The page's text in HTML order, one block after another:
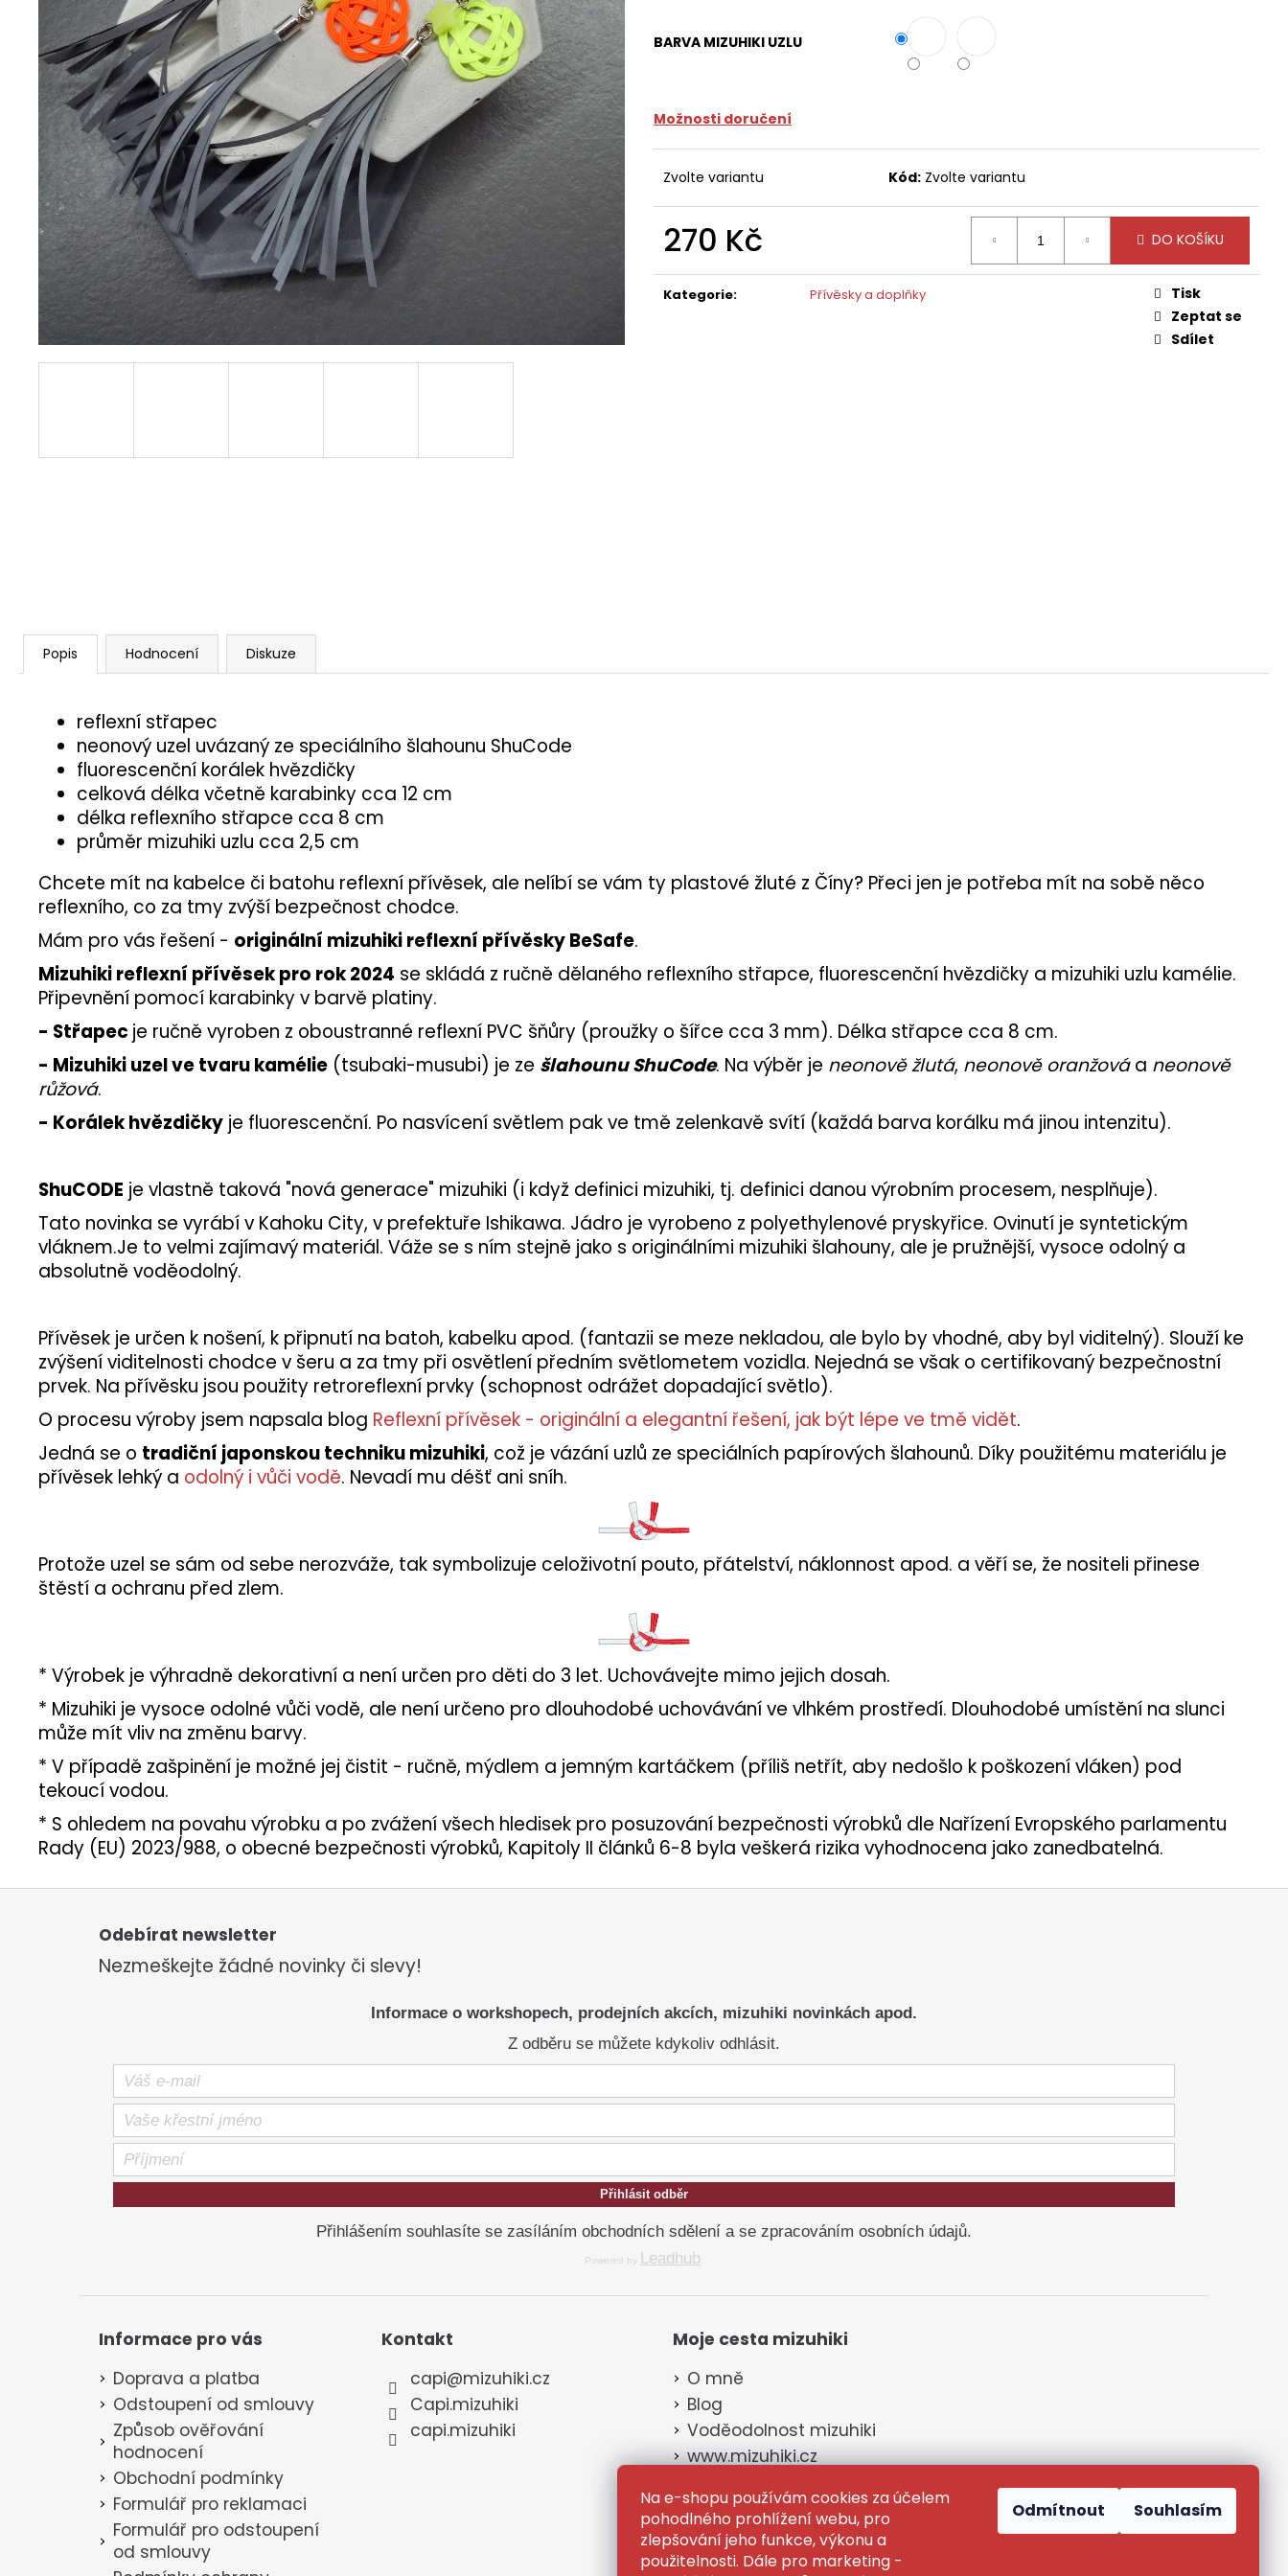
Na e-shopu používám cookies za účelem
pohodlného prohlížení webu, pro
zlepšování jeho funkce, výkonu a
použitelnosti. Dále pro marketing -
Odmítnout Souhlasím
BARVA MIZUHIKI UZLU
Možnosti doručení
Zvolte variantu Kód: Zvolte variantu
270 Kč
cena:
DO KOŠÍKU
Kategorie: Přívěsky a doplňky
Tisk
Zeptat se
Sdílet
Popis Hodnocení Diskuze
reflexní střapec
neonový uzel uvázaný ze speciálního šlahounu ShuCode
fluorescenční korálek hvězdičky
celková délka včetně karabinky cca 12 cm
délka reflexního střapce cca 8 cm
průměr mizuhiki uzlu cca 2,5 cm
Chcete mít na kabelce či batohu reflexní přívěsek, ale nelíbí se vám ty plastové žluté z Číny? Přeci jen je potřeba mít na sobě něco
reflexního, co za tmy zvýší bezpečnost chodce.
Mám pro vás řešení - originální mizuhiki reflexní přívěsky BeSafe.
Mizuhiki reflexní přívěsek pro rok 2024 se skládá z ručně dělaného reflexního střapce, fluorescenční hvězdičky a mizuhiki uzlu kamélie.
Připevnění pomocí karabinky v barvě platiny.
- Střapec je ručně vyroben z oboustranné reflexní PVC šňůry (proužky o šířce cca 3 mm). Délka střapce cca 8 cm.
- Mizuhiki uzel ve tvaru kamélie (tsubaki-musubi) je ze šlahounu ShuCode. Na výběr je neonově žlutá, neonově oranžováa neonově
růžová.
- Korálek hvězdičky je fluorescenční. Po nasvícení světlem pak ve tmě zelenkavě svítí (každá barva korálku má jinou intenzitu).
ShuCODE je vlastně taková "nová generace" mizuhiki (i když definici mizuhiki, tj. definici danou výrobním procesem, nesplňuje).
Tato novinka se vyrábí v Kahoku City, v prefektuře Ishikawa. Jádro je vyrobeno z polyethylenové pryskyřice. Ovinutí je syntetickým
vláknem.Je to velmi zajímavý materiál. Váže se s ním stejně jako s originálními mizuhiki šlahouny, ale je pružnější, vysoce odolný a
absolutně voděodolný.
Přívěsek je určen k nošení, k připnutí na batoh, kabelku apod. (fantazii se meze nekladou, ale bylo by vhodné, aby byl viditelný). Slouží ke
zvýšení viditelnosti chodce v šeru a za tmy při osvětlení předním světlometem vozidla. Nejedná se však o certifikovaný bezpečnostní
prvek. Na přívěsku jsou použity retroreflexní prvky (schopnost odrážet dopadající světlo).
O procesu výroby jsem napsala blog Reflexní přívěsek - originální a elegantní řešení, jak být lépe ve tmě vidět.
Jedná se o tradiční japonskou techniku mizuhiki, což je vázání uzlů ze speciálních papírových šlahounů. Díky použitému materiálu je
přívěsek lehký a odolný i vůči vodě. Nevadí mu déšť ani sníh.
Protože uzel se sám od sebe nerozváže, tak symbolizuje celoživotní pouto, přátelství, náklonnost apod. a věří se, že nositeli přinese
štěstí a ochranu před zlem.
* Výrobek je výhradně dekorativní a není určen pro děti do 3 let. Uchovávejte mimo jejich dosah.
* Mizuhiki je vysoce odolné vůči vodě, ale není určeno pro dlouhodobé uchovávání ve vlhkém prostředí. Dlouhodobé umístění na slunci
může mít vliv na změnu barvy.
* V případě zašpinění je možné jej čistit - ručně, mýdlem a jemným kartáčkem (příliš netřít, aby nedošlo k poškození vláken) pod
tekoucí vodou.
* S ohledem na povahu výrobku a po zvážení všech hledisek pro posuzování bezpečnosti výrobků dle Nařízení Evropského parlamentu
Rady (EU) 2023/988, o obecné bezpečnosti výrobků, Kapitoly II článků 6-8 byla veškerá rizika vyhodnocena jako zanedbatelná.
Z
Odebírat newsletter
Nezmeškejte žádné novinky či slevy!
Informace o workshopech, prodejních akcích, mizuhiki novinkách apod.
Z odběru se můžete kdykoliv odhlásit.
Přihlásit odběr
Přihlášením souhlasíte se zasíláním obchodních sdělení a se zpracováním osobních údajů.
Powered by Leadhub
Informace pro vás
Doprava a platba
Odstoupení od smlouvy
Způsob ověřování
hodnocení
Obchodní podmínky
Formulář pro reklamaci
Formulář pro odstoupení
od smlouvy
Kontakt
capi@mizuhiki.cz
Capi.mizuhiki
capi.mizuhiki
Moje cesta mizuhiki
O mně
Blog
Voděodolnost mizuhiki
www.mizuhiki.cz